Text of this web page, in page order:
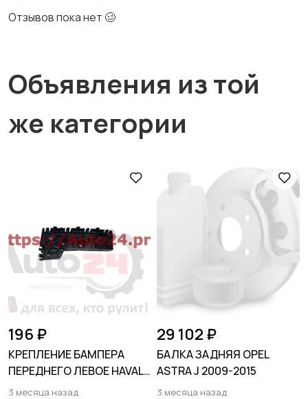
Отзывов пока нет 🥴
Объявления из той
же категории
196 ₽
КРЕПЛЕНИЕ БАМПЕРА
ПЕРЕДНЕГО ЛЕВОЕ HAVAL
JOLION 2021-
3 месяца назад
29 102 ₽
БАЛКА ЗАДНЯЯ OPEL
ASTRA J 2009-2015
3 месяца назад